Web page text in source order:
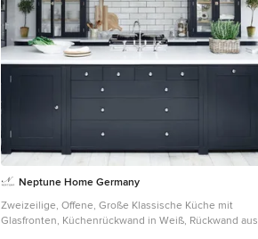
Neptune Home Germany
Zweizeilige, Offene, Große Klassische Küche mit
Glasfronten, Küchenrückwand in Weiß, Rückwand aus